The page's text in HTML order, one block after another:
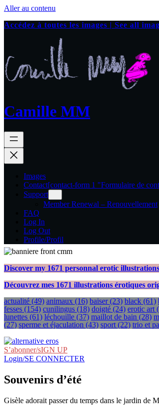
Aller au contenu
Accédez à toutes les images | See all
Camille MM
Images
Contact[contact-form 1 "Formulaire de
Support
Member Renewal – Renouvellement
FAQ
Log In
Log Out
Profile/Profil
Discover my 1671 personnal erotic
Découvrez mes 1671 illustrations érotiques
actualité (49) animaux (16) baiser(23) black (61)
fesses (154) cunilingus (18) doigté (24) erotic art
lunettes (61) léchouille (37) maillot de bain (28)
(27) sperme et éjaculation (43) sport (22) trio et
S’abonner/sIGN UP
Login/SE CONNECTER
Souvenirs d’été
Gisèle adorait passer du temps dans le jardin de